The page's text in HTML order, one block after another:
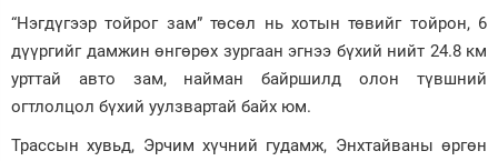
“Нэгдүгээр тойрог зам” төсөл нь хотын төвийг тойрон, 6
дүүргийг дамжин өнгөрөх зургаан эгнээ бүхий нийт 24.8 км
урттай авто зам, найман байршилд олон түвшний
огтлолцол бүхий уулзвартай байх юм.
Трассын хувьд, Эрчим хүчний гудамж, Энхтайваны өргөн